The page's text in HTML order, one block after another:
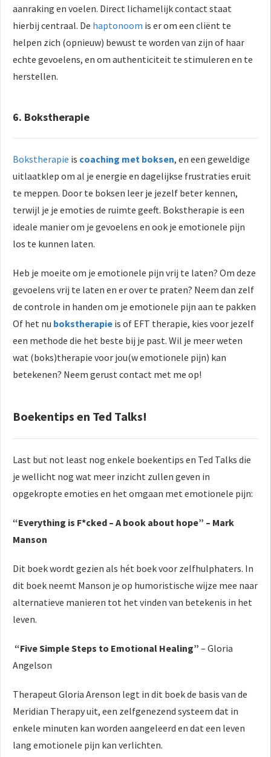
aanraking en voelen. Direct lichamelijk contact staat
hierbij centraal. De haptonoom is er om een cliënt te
helpen zich (opnieuw) bewust te worden van zijn of haar
echte gevoelens, en om authenticiteit te stimuleren en te
herstellen.
6. Bokstherapie
Bokstherapie is coaching met boksen, en een geweldige
uitlaatklep om al je energie en dagelijkse frustraties eruit
te meppen. Door te boksen leer je jezelf beter kennen,
terwijl je je emoties de ruimte geeft. Bokstherapie is een
ideale manier om je gevoelens en ook je emotionele pijn
los te kunnen laten.
Heb je moeite om je emotionele pijn vrij te laten? Om deze
gevoelens vrij te laten en er over te praten? Neem dan zelf
de controle in handen om je emotionele pijn aan te pakken
Of het nu bokstherapie is of EFT therapie, kies voor jezelf
een methode die het beste bij je past. Wil je meer weten
wat (boks)therapie voor jou(w emotionele pijn) kan
betekenen? Neem gerust contact met me op!
Boekentips en Ted Talks!
Last but not least nog enkele boekentips en Ted Talks die
je wellicht nog wat meer inzicht zullen geven in
opgekropte emoties en het omgaan met emotionele pijn:
“Everything is F*cked – A book about hope” – Mark
Manson
Dit boek wordt gezien als hét boek voor zelfhulphaters. In
dit boek neemt Manson je op humoristische wijze mee naar
alternatieve manieren tot het vinden van betekenis in het
leven.
“Five Simple Steps to Emotional Healing” – Gloria
Angelson
Therapeut Gloria Arenson legt in dit boek de basis van de
Meridian Therapy uit, een zelfgenezend systeem dat in
enkele minuten kan worden aangeleerd en dat een leven
lang emotionele pijn kan verlichten.